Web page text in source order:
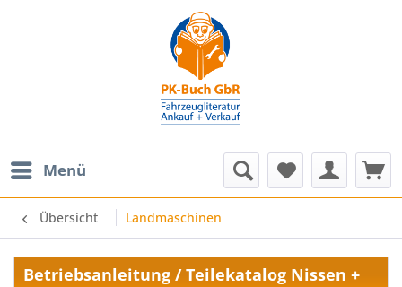
Menü
Übersicht Landmaschinen
Betriebsanleitung / Teilekatalog Nissen +